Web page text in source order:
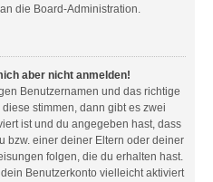
die Board-Administration.
aber nicht anmelden!
Benutzernamen und das richtige
stimmen, dann gibt es zwei
ist und du angegeben hast, dass
bzw. einer deiner Eltern oder deiner
folgen, die du erhalten hast.
Benutzerkonto vielleicht aktiviert